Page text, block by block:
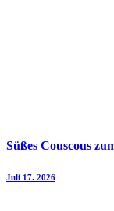
Süßes Couscous
Juli 17. 2026